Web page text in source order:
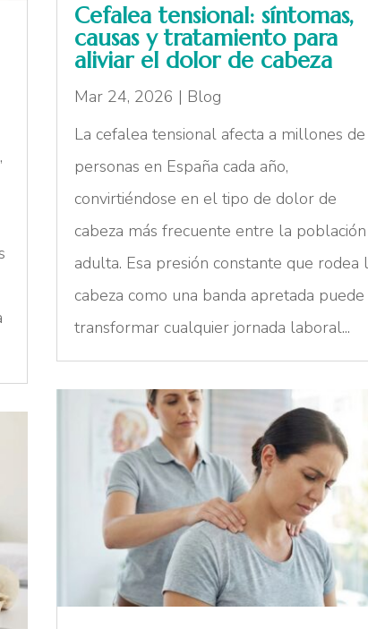
Cefalea tensional: síntomas,
causas y tratamiento para
aliviar el dolor de cabeza
Mar 24, 2026 | Blog
La cefalea tensional afecta a millones de
personas en España cada año,
convirtiéndose en el tipo de dolor de
cabeza más frecuente entre la población
adulta. Esa presión constante que rodea
cabeza como una banda apretada puede
transformar cualquier jornada laboral...